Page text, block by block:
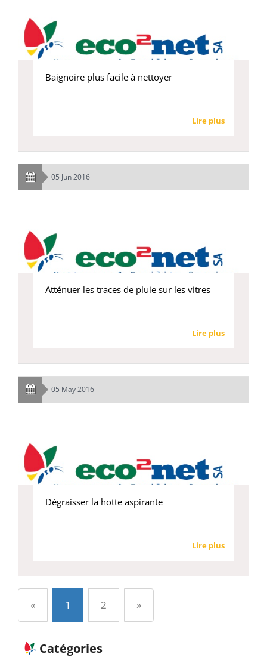
Baignoire plus facile à nettoyer
Lire plus
05 Jun 2016
Atténuer les traces de pluie sur les vitres
Lire plus
05 May 2016
Dégraisser la hotte aspirante
Lire plus
«Précédent
1 2 »Suivant
Catégories